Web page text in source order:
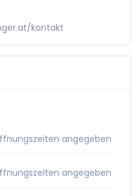
kontakt
angegeben
angegeben